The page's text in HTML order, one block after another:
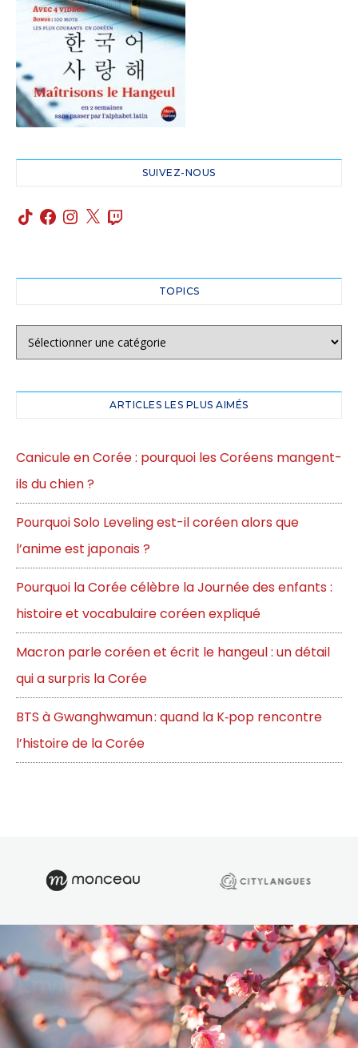
SUIVEZ-NOUS
TOPICS
ARTICLES LES PLUS AIMÉS
Canicule en Corée : pourquoi les Coréens mangent-
ils du chien ?
Pourquoi Solo Leveling est-il coréen alors que
l’anime est japonais ?
Pourquoi la Corée célèbre la Journée des enfants :
histoire et vocabulaire coréen expliqué
Macron parle coréen et écrit le hangeul : un détail
qui a surpris la Corée
BTS à Gwanghwamun : quand la K‑pop rencontre
l’histoire de la Corée
Envie de découvrir nos cours
et formations ?